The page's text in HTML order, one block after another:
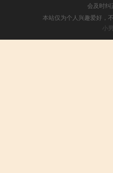
会及时纠
本站仅为个人兴趣爱好，
小